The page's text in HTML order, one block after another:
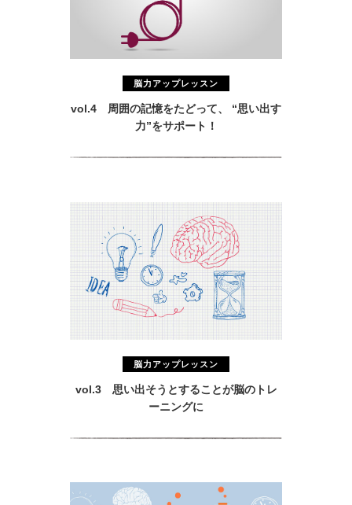
脳力アップレッスン
vol.4 周囲の記憶をたどって、 “思い出す
力”をサポート！
脳力アップレッスン
vol.3 思い出そうとすることが脳のトレ
ーニングに